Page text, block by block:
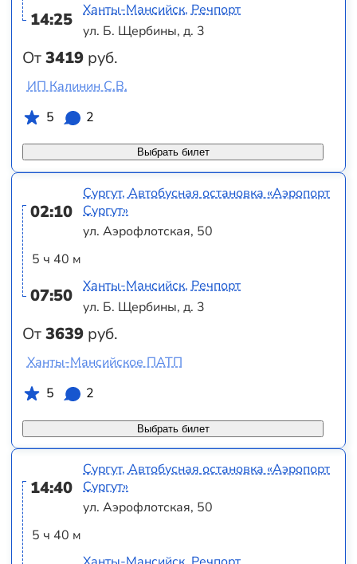
14:25
От3419 руб.
Ханты-Мансийск, Речпорт
ул. Б. Щербины, д. 3
Выбрать билет
ИП Калинин С.В.
5
2
02:10
5 ч 40 м
07:50
От3639 руб.
Сургут, Автобусная остановка «Аэропорт
Сургут»
ул. Аэрофлотская, 50
Ханты-Мансийск, Речпорт
ул. Б. Щербины, д. 3
Выбрать билет
Ханты-Мансийское ПАТП
5
2
14:40
5 ч 40 м
Сургут, Автобусная остановка «Аэропорт
Сургут»
ул. Аэрофлотская, 50